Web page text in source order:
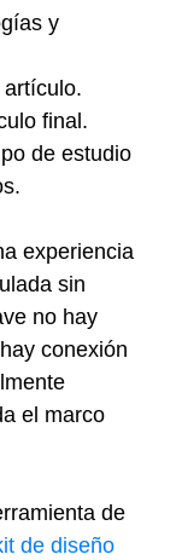
y
final.
de estudio
experiencia
sin
no hay
conexión
el marco
de
de diseño